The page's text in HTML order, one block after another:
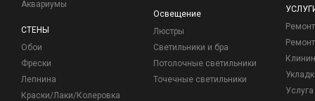
Аквариумы
СТЕНЫ
Обои
Фрески
Лепнина
Краски/Лаки/Колеровка
Освещение
Люстры
Светильники и бра
Потолочные светильники
Точечные светильники